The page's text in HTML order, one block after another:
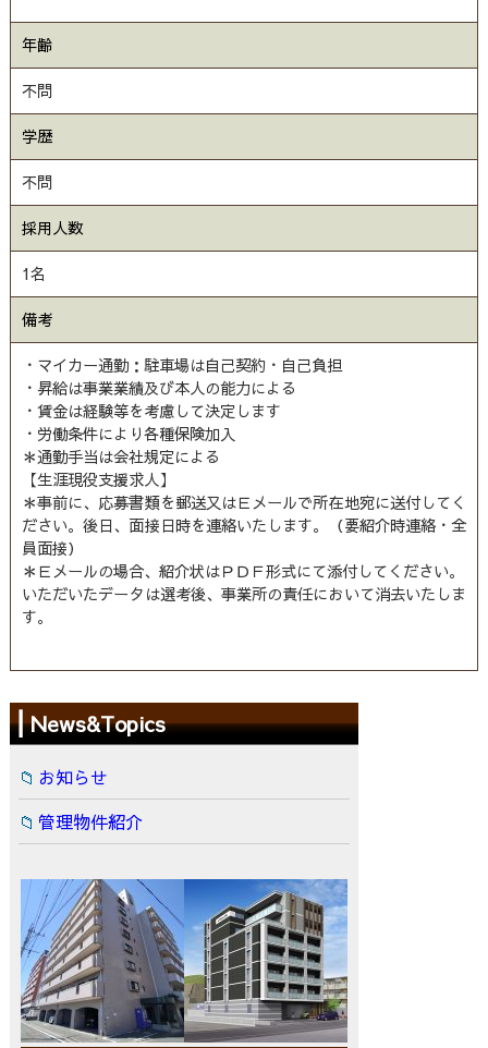
年齢
不問
学歴
不問
採用人数
1名
備考
・マイカー通勤：駐車場は自己契約・自己負担
・昇給は事業業績及び本人の能力による
・賃金は経験等を考慮して決定します
・労働条件により各種保険加入
＊通勤手当は会社規定による
【生涯現役支援求人】
＊事前に、応募書類を郵送又はＥメールで所在地宛に送付してく
ださい。後日、面接日時を連絡いたします。（要紹介時連絡・全
員面接）
＊Ｅメールの場合、紹介状はＰＤＦ形式にて添付してください。
いただいたデータは選考後、事業所の責任において消去いたしま
す。
News&Topics
お知らせ
管理物件紹介